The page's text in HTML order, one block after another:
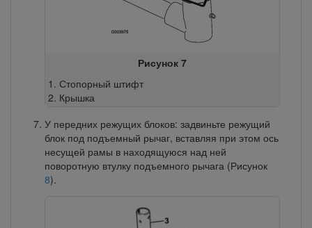
Рисунок 7
Стопорный штифт
Крышка
У передних режущих блоков: задвиньте режущий
блок под подъемный рычаг, вставляя при этом ось
несущей рамы в находящуюся над ней
поворотную втулку подъемного рычага (Рисунок
8).